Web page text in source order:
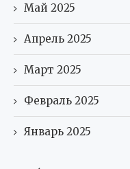
Май 2025
Апрель 2025
Март 2025
Февраль 2025
Январь 2025